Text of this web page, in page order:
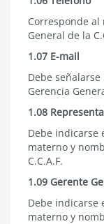
Corresponde
General de la
1.07 E-mail
Debe
Gerencia
1.08
Debe indicarse
materno y
C.C.A.F.
1.09 Gerente
Debe indicarse
materno y